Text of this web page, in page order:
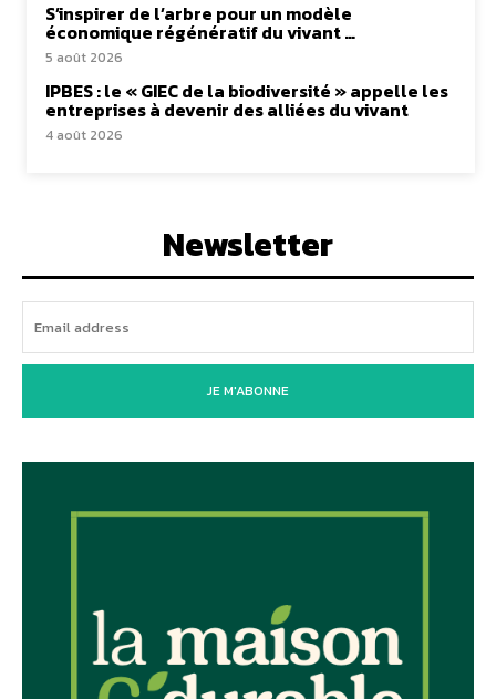
S’inspirer de l’arbre pour un modèle
économique régénératif du vivant …
5 août 2026
IPBES : le « GIEC de la biodiversité » appelle les
entreprises à devenir des alliées du vivant
4 août 2026
Newsletter
JE M'ABONNE